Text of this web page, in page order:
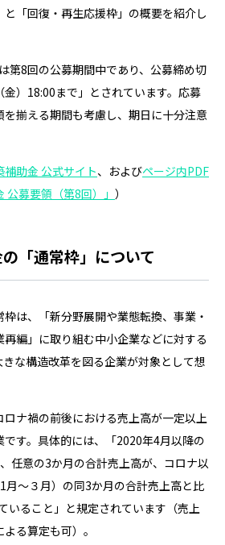
「回復・再生応援枠」の概要を紹介し
第8回の公募期間中であり、公募締め切
）18:00まで」とされています。応募
揃える期間も考慮し、期日に十分注意
補助金 公式サイト、およびページ内PDF
募要領（第8回）」 ）
「通常枠」について
は、「新分野展開や業態転換、事業・
編」に取り組む中小企業などに対する
な構造改革を図る企業が対象として想
ナ禍の前後における売上高が一定以上
す。具体的には、「2020年4月以降の
任意の3か月の合計売上高が、コロナ以
月～３月）の同3か月の合計売上高と比
いること」と規定されています（売上
る算定も可）。